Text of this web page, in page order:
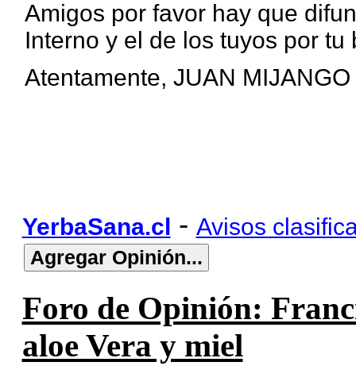
Amigos por favor hay que
Interno y el de los tuyos por tu
Atentamente, JUAN MIJANGO
YerbaSana.cl - Avisos
Foro de Opinión:
aloe Vera y miel